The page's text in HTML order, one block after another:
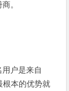
。
户是来自
根本的优势就